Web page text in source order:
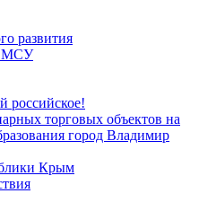
развития
российское!
торговых объектов на
город Владимир
Крым